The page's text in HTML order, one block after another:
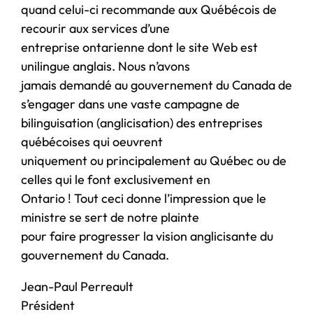
quand celui-ci recommande aux Québécois de
recourir aux services d’une
entreprise ontarienne dont le site Web est
unilingue anglais. Nous n’avons
jamais demandé au gouvernement du Canada de
s’engager dans une vaste campagne de
bilinguisation (anglicisation) des entreprises
québécoises qui oeuvrent
uniquement ou principalement au Québec ou de
celles qui le font exclusivement en
Ontario ! Tout ceci donne l’impression que le
ministre se sert de notre plainte
pour faire progresser la vision anglicisante du
gouvernement du Canada.
Jean-Paul Perreault
Président